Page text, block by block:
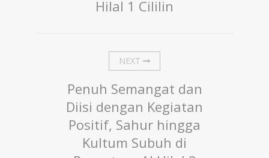
Hilal 1 Cililin
NEXT
Penuh Semangat dan
Diisi dengan Kegiatan
Positif, Sahur hingga
Kultum Subuh di